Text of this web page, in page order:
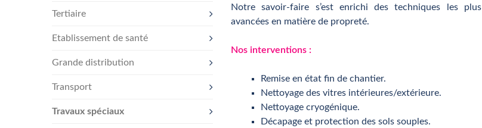
Tertiaire
Etablissement de santé
Grande distribution
Transport
Travaux spéciaux
Notre savoir-faire s’est enrichi des techniques les plus
avancées en matière de propreté.
Nos interventions :
Remise en état fin de chantier.
Nettoyage des vitres intérieures/extérieure.
Nettoyage cryogénique.
Décapage et protection des sols souples.